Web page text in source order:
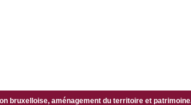
bruxelloise, aménagement du territoire et